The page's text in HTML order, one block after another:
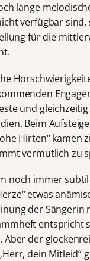
lange
verfügbar sind,
für die
und
Beim
Hirten“ kamen
vermutlich zu
noch immer
etwas
der
entspricht
Aber der
dein Mitleid“